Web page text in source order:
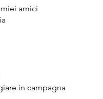
amici
in campagna